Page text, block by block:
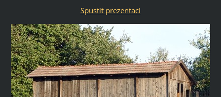
Spustit prezentaci